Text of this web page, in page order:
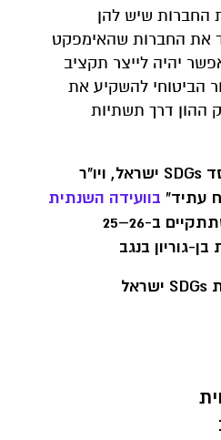
שיש להן
את החברות שהאימפקט
יהיה לייצר תקציב
הביטוחי להשקיע את
ההון דרך תשתיות
SDGs ישראל, ויו"ר
עתיד" בוועידה השנתית
ב-26–
25
גוריון בנגב
SDGs ישראל